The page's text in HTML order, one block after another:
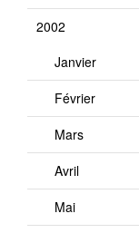
2002
Janvier
Février
Mars
Avril
Mai